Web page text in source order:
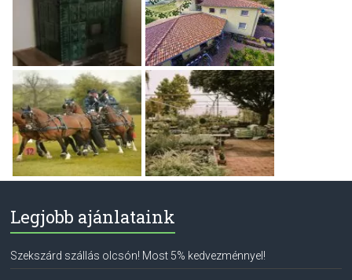
Legjobb ajánlataink
Szekszárd szállás olcsón! Most 5% kedvezménnyel!